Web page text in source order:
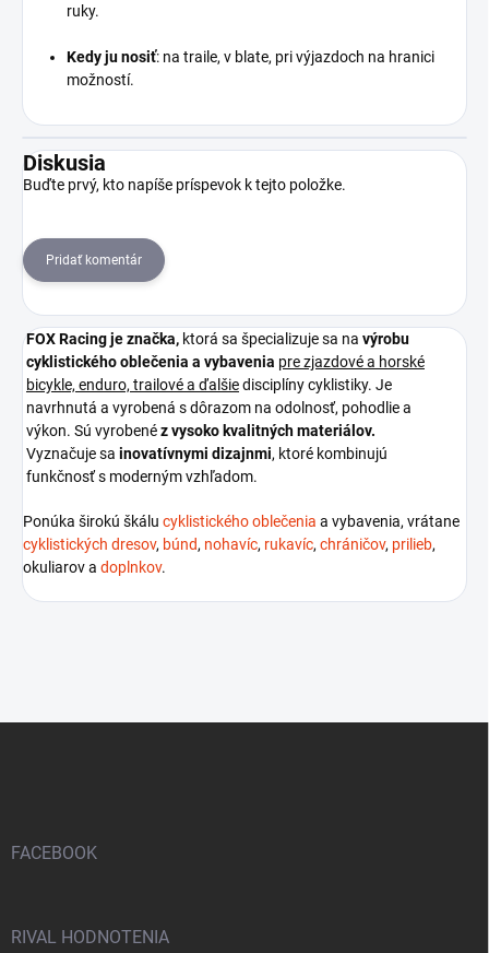
ruky.
Kedy ju nosiť: na traile, v blate, pri výjazdoch na hranici
možností.
Diskusia
Buďte prvý, kto napíše príspevok k tejto položke.
Pridať komentár
FOX Racing jeznačka, ktorá sa špecializuje sa na výrobu
cyklistického oblečenia a vybavenia pre zjazdové a horské
bicykle, enduro, trailové a ďalšiedisciplíny cyklistiky. Je
navrhnutá a vyrobená s dôrazom na odolnosť, pohodlie a
výkon. Sú vyrobenéz vysoko kvalitných materiálov.
Vyznačuje sa inovatívnymi dizajnmi, ktoré kombinujú
funkčnosť s moderným vzhľadom.
Ponúka širokú škálu cyklistického oblečenia a vybavenia, vrátane
cyklistických dresov, búnd, nohavíc, rukavíc, chráničov, prilieb,
okuliarov a doplnkov.
FACEBOOK
RIVAL HODNOTENIA